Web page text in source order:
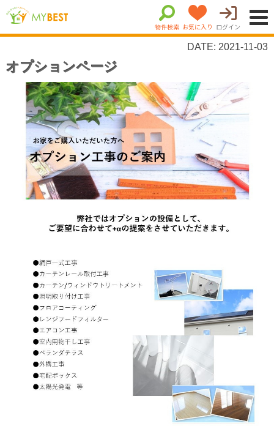
物件検索 お気に入り ログイン
DATE: 2021-11-03
オプションページ